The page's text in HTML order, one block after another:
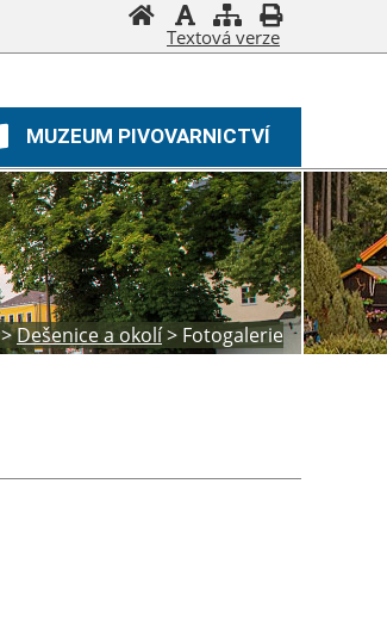
Textová verze
MUZEUM PIVOVARNICTVÍ
>Dešenice a okolí> Fotogalerie